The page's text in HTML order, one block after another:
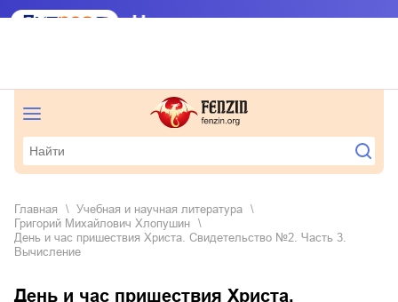
Главная
учебная и научная литература
Григорий Михайлович Хлопушин
День и час пришествия Христа. Свидетельство №2. Часть 3.
Вычисление
День и час пришествия Христа.